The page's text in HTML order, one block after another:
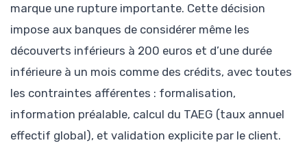
marque une rupture importante. Cette décision
impose aux banques de considérer même les
découverts inférieurs à 200 euros et d’une durée
inférieure à un mois comme des crédits, avec toutes
les contraintes afférentes : formalisation,
information préalable, calcul du TAEG (taux annuel
effectif global), et validation explicite par le client.